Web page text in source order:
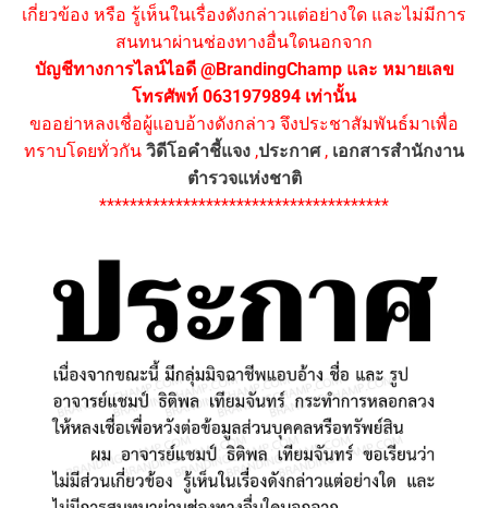
เกี่ยวข้อง หรือ รู้เห็นในเรื่องดังกล่าวแต่อย่างใด และไม่มีการ
สนทนาผ่านช่องทางอื่นใดนอกจาก
บัญชีทางการไลน์ไอดี @BrandingChamp และ หมายเลข
โทรศัพท์ 0631979894 เท่านั้น
ขออย่าหลงเชื่อผู้แอบอ้างดังกล่าว จึงประชาสัมพันธ์มาเพื่อ
ทราบโดยทั่วกัน วิดีโอคำชี้แจง ,ประกาศ, เอกสารสำนักงาน
ตำรวจแห่งชาติ
**************************************